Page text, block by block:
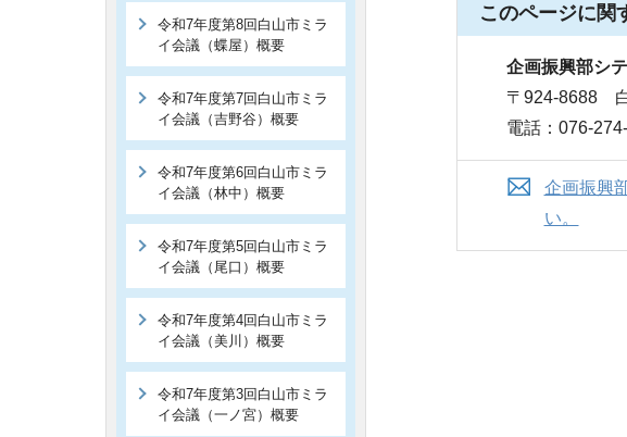
このページに関
企画振興部シ
〒924-8688
電話：076-
企画振興
い。
令和7年度第8回白山市ミラ
イ会議（蝶屋）概要
令和7年度第7回白山市ミラ
イ会議（吉野谷）概要
令和7年度第6回白山市ミラ
イ会議（林中）概要
令和7年度第5回白山市ミラ
イ会議（尾口）概要
令和7年度第4回白山市ミラ
イ会議（美川）概要
令和7年度第3回白山市ミラ
イ会議（一ノ宮）概要